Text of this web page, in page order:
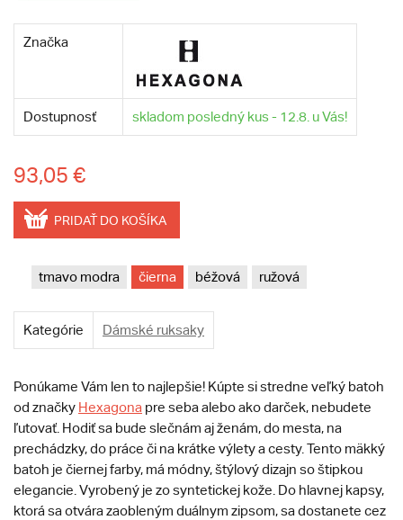
Značka
Dostupnosť skladom posledný kus - 12.8. u Vás!
93,05 €
PRIDAŤ DO KOŠÍKA
tmavo modra čierna béžová ružová
Kategórie Dámské ruksaky
Ponúkame Vám len to najlepšie! Kúpte si stredne veľký batoh
od značky Hexagona pre seba alebo ako darček, nebudete
ľutovať. Hodiť sa bude slečnám aj ženám, do mesta, na
prechádzky, do práce či na krátke výlety a cesty. Tento mäkký
batoh je čiernej farby, má módny, štýlový dizajn so štipkou
elegancie. Vyrobený je zo syntetickej kože. Do hlavnej kapsy,
ktorá sa otvára zaobleným duálnym zipsom, sa dostanete cez